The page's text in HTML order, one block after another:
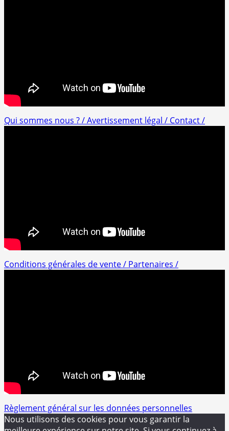
Qui sommes nous ? /Avertissement légal / Contact /
Conditions générales de vente / Partenaires /
Règlement général sur les données personnelles
Nous utilisons des cookies pour vous garantir la